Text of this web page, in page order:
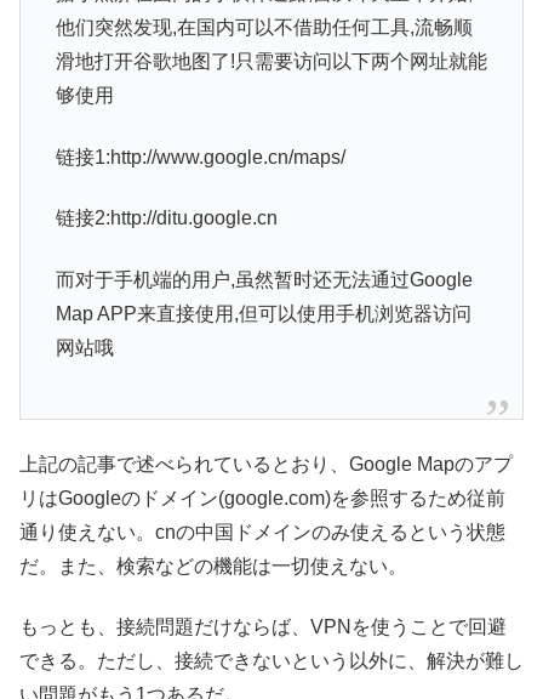
他们突然发现,在国内可以不借助任何工具,流畅顺
滑地打开谷歌地图了!只需要访问以下两个网址就能
够使用
链接1:http://www.google.cn/maps/
链接2:http://ditu.google.cn
而对于手机端的用户,虽然暂时还无法通过Google
Map APP来直接使用,但可以使用手机浏览器访问
网站哦
上記の記事で述べられているとおり、Google Mapのアプ
リはGoogleのドメイン(google.com)を参照するため従前
通り使えない。cnの中国ドメインのみ使えるという状態
だ。また、検索などの機能は一切使えない。
もっとも、接続問題だけならば、VPNを使うことで回避
できる。ただし、接続できないという以外に、解決が難し